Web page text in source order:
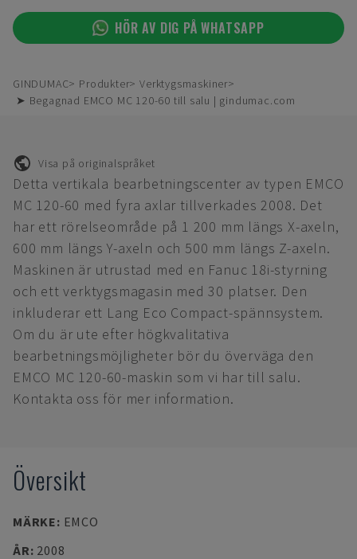
HÖR AV DIG PÅ WHATSAPP
GINDUMAC Produkter
Verktygsmaskiner
➤ Begagnad EMCO MC 120-60 till salu | gindumac.com
Visa på originalspråket
Detta vertikala bearbetningscenter av typen EMCO
MC 120-60 med fyra axlar tillverkades 2008. Det
har ett rörelseområde på 1 200 mm längs X-axeln,
600 mm längs Y-axeln och 500 mm längs Z-axeln.
Maskinen är utrustad med en Fanuc 18i-styrning
och ett verktygsmagasin med 30 platser. Den
inkluderar ett Lang Eco Compact-spännsystem.
Om du är ute efter högkvalitativa
bearbetningsmöjligheter bör du överväga den
EMCO MC 120-60-maskin som vi har till salu.
Kontakta oss för mer information.
Översikt
MÄRKE: EMCO
ÅR: 2008